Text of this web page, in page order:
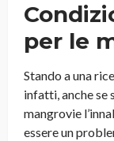
per le
Stando a una
infatti, anche se
mangrovie
essere un